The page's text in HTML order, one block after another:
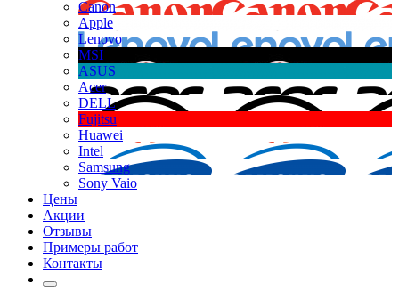
Canon
Apple
Lenovo
MSI
ASUS
Acer
DELL
Fujitsu
Huawei
Intel
Samsung
Sony Vaio
Цены
Акции
Отзывы
Примеры работ
Контакты